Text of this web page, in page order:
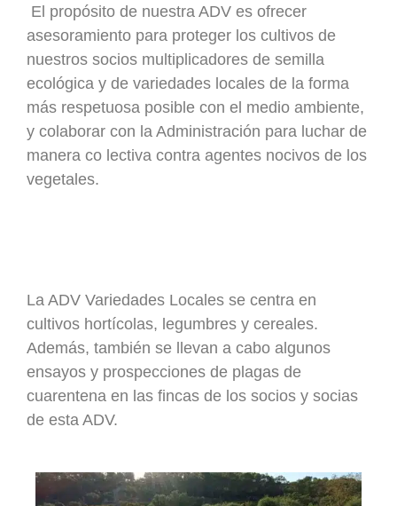
El propósito de nuestra ADV es ofrecer
asesoramiento para proteger los cultivos de
nuestros socios multiplicadores de semilla
ecológica y de variedades locales de la forma
más respetuosa posible con el medio ambiente,
y colaborar con la Administración para luchar de
manera co lectiva contra agentes nocivos de los
vegetales.
La ADV Variedades Locales se centra en
cultivos hortícolas, legumbres y cereales.
Además, también se llevan a cabo algunos
ensayos y prospecciones de plagas de
cuarentena en las fincas de los socios y socias
de esta ADV.